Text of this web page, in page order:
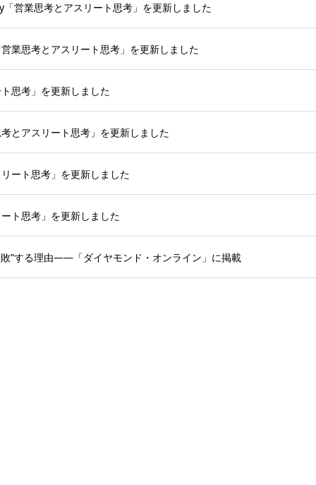
営業思考とアスリート思考」を更新しました
業思考とアスリート思考」を更新しました
思考」を更新しました
とアスリート思考」を更新しました
ート思考」を更新しました
ト思考」を更新しました
敗”する理由——「ダイヤモンド・オンライン」に掲載